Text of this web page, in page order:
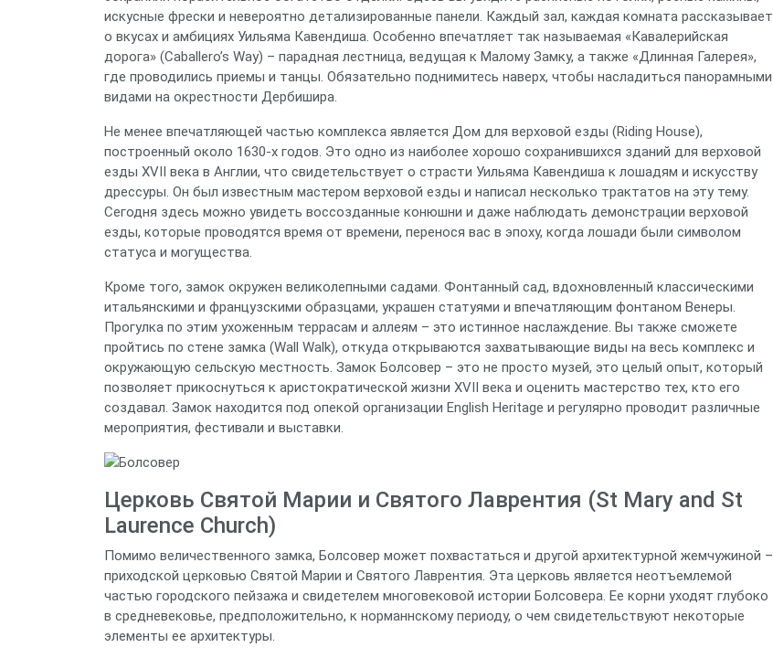
искусные фрески и невероятно детализированные панели. Каждый зал, каждая комната рассказывает
о вкусах и амбициях Уильяма Кавендиша. Особенно впечатляет так называемая «Кавалерийская
дорога» (Caballero’s Way) – парадная лестница, ведущая к Малому Замку, а также «Длинная Галерея»,
где проводились приемы и танцы. Обязательно поднимитесь наверх, чтобы насладиться панорамными
видами на окрестности Дербишира.
Не менее впечатляющей частью комплекса является Дом для верховой езды (Riding House),
построенный около 1630-х годов. Это одно из наиболее хорошо сохранившихся зданий для верховой
езды XVII века в Англии, что свидетельствует о страсти Уильяма Кавендиша к лошадям и искусству
дрессуры. Он был известным мастером верховой езды и написал несколько трактатов на эту тему.
Сегодня здесь можно увидеть воссозданные конюшни и даже наблюдать демонстрации верховой
езды, которые проводятся время от времени, перенося вас в эпоху, когда лошади были символом
статуса и могущества.
Кроме того, замок окружен великолепными садами. Фонтанный сад, вдохновленный классическими
итальянскими и французскими образцами, украшен статуями и впечатляющим фонтаном Венеры.
Прогулка по этим ухоженным террасам и аллеям – это истинное наслаждение. Вы также сможете
пройтись по стене замка (Wall Walk), откуда открываются захватывающие виды на весь комплекс и
окружающую сельскую местность. Замок Болсовер – это не просто музей, это целый опыт, который
позволяет прикоснуться к аристократической жизни XVII века и оценить мастерство тех, кто его
создавал. Замок находится под опекой организации English Heritage и регулярно проводит различные
мероприятия, фестивали и выставки.
Церковь Святой Марии и Святого Лаврентия (St Mary and St
Laurence Church)
Помимо величественного замка, Болсовер может похвастаться и другой архитектурной жемчужиной –
приходской церковью Святой Марии и Святого Лаврентия. Эта церковь является неотъемлемой
частью городского пейзажа и свидетелем многовековой истории Болсовера. Ее корни уходят глубоко
в средневековье, предположительно, к норманнскому периоду, о чем свидетельствуют некоторые
элементы ее архитектуры.